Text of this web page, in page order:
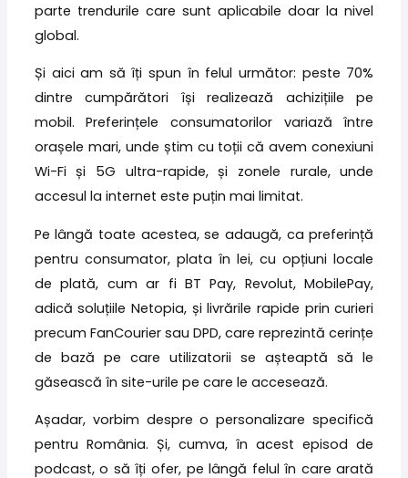
parte trendurile care sunt aplicabile doar la nivel
global.
Și aici am să îți spun în felul următor: peste 70%
dintre cumpărători își realizează achizițiile pe
mobil. Preferințele consumatorilor variază între
orașele mari, unde știm cu toții că avem conexiuni
Wi-Fi și 5G ultra-rapide, și zonele rurale, unde
accesul la internet este puțin mai limitat.
Pe lângă toate acestea, se adaugă, ca preferință
pentru consumator, plata în lei, cu opțiuni locale
de plată, cum ar fi BT Pay, Revolut, MobilePay,
adică soluțiile Netopia, și livrările rapide prin curieri
precum FanCourier sau DPD, care reprezintă cerințe
de bază pe care utilizatorii se așteaptă să le
găsească în site-urile pe care le accesează.
Așadar, vorbim despre o personalizare specifică
pentru România. Și, cumva, în acest episod de
podcast, o să îți ofer, pe lângă felul în care arată